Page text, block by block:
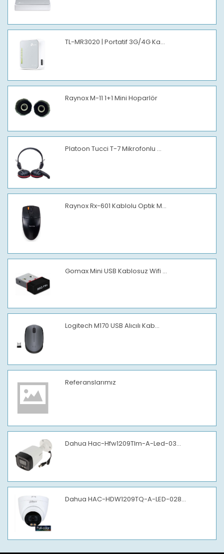
TL-MR3020 | Portatif 3G/4G Ka...
Raynox M-11 1+1 Mini Hoparlör
Platoon Tucci T-7 Mikrofonlu ...
Raynox Rx-601 Kablolu Optık M...
Gomax Mini USB Kablosuz Wifi ...
Logitech M170 USB Alıcılı Kab...
Referanslarımız
Dahua Hac-Hfw1209Tlm-A-Led-03...
Dahua HAC-HDW1209TQ-A-LED-028...